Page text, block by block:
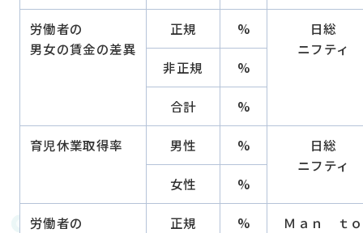
労働者の
男女の賃金の差異
正規 %
日総
ニフティ
非正規
%
合計 %
育児休業取得率 男性 %
日総
ニフティ
女性
%
労働者の
正規 %
Ｍａｎ ｔｏ